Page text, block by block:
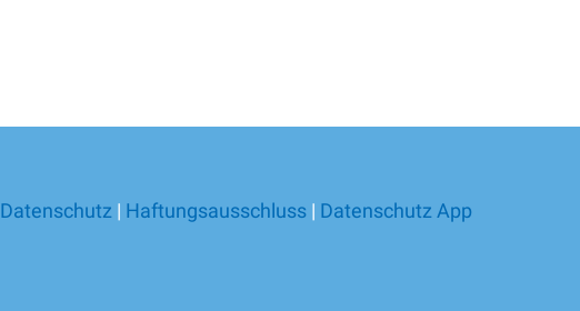
Datenschutz | Haftungsausschluss | Datenschutz App